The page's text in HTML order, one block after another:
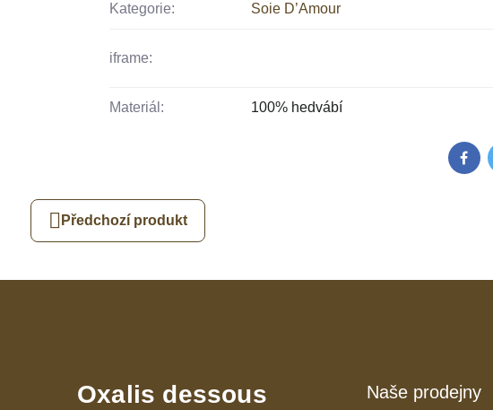
Kategorie: Soie D’Amour
iframe:
Materiál: 100% hedvábí
Předchozí produkt
Oxalis dessous Naše prodejny